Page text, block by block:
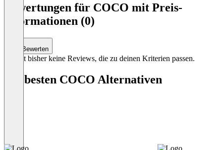
Eigener Blog
Bewertungen für COCO mit Preis-
Informationen (0)
Bewerten
Es gibt bisher keine Reviews, die zu deinen Kriterien passen.
Die besten COCO Alternativen